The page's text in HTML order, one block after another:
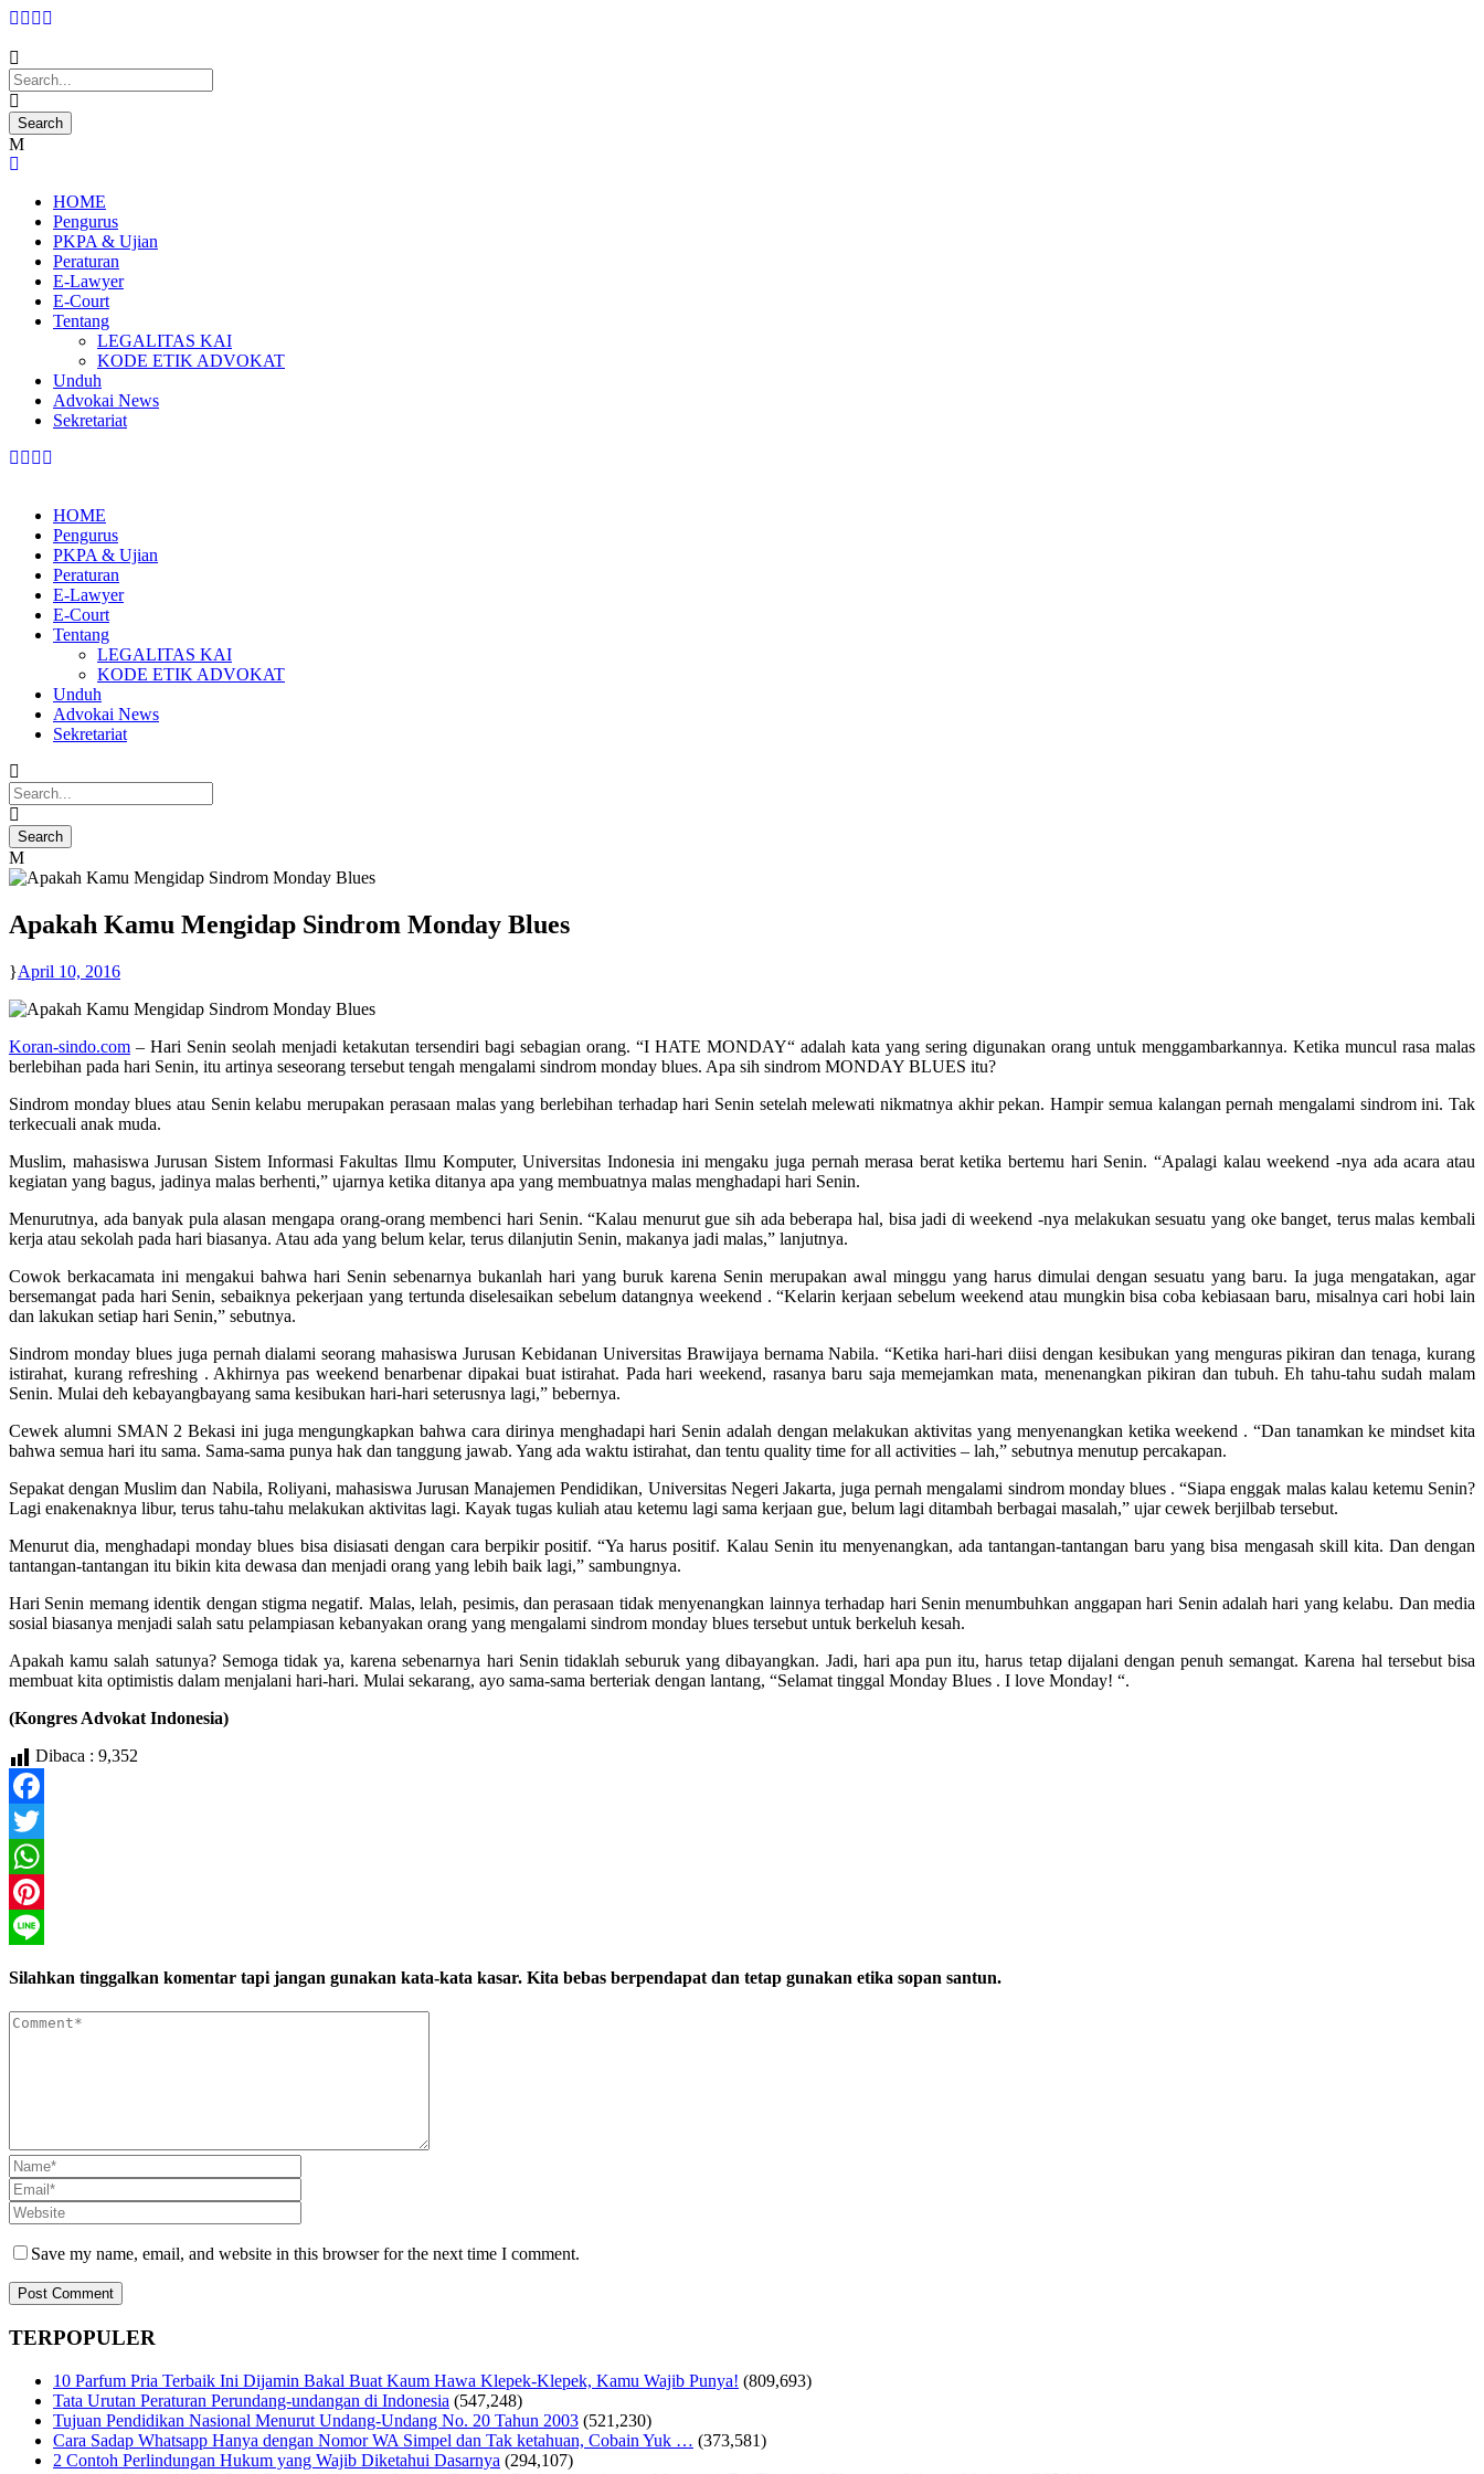
HOME
Pengurus
PKPA & Ujian
Peraturan
E-Lawyer
E-Court
Tentang
LEGALITAS KAI
KODE ETIK ADVOKAT
Unduh
Advokai News
Sekretariat
HOME
Pengurus
PKPA & Ujian
Peraturan
E-Lawyer
E-Court
Tentang
LEGALITAS KAI
KODE ETIK ADVOKAT
Unduh
Advokai News
Sekretariat
Apakah Kamu Mengidap Sindrom Monday Blues
April 10, 2016
Koran-sindo.com – Hari Senin seolah menjadi ketakutan tersendiri bagi sebagian orang. “I HATE MONDAY“ adalah kata yang sering digunakan orang untuk menggambarkannya. Ketika muncul rasa malas
berlebihan pada hari Senin, itu artinya seseorang tersebut tengah mengalami sindrom monday blues. Apa sih sindrom MONDAY BLUES itu?
Sindrom monday blues atau Senin kelabu merupakan perasaan malas yang berlebihan terhadap hari Senin setelah melewati nikmatnya akhir pekan. Hampir semua kalangan pernah mengalami sindrom ini. Tak
terkecuali anak muda.
Muslim, mahasiswa Jurusan Sistem Informasi Fakultas Ilmu Komputer, Universitas Indonesia ini mengaku juga pernah merasa berat ketika bertemu hari Senin. “Apalagi kalau weekend -nya ada acara atau
kegiatan yang bagus, jadinya malas berhenti,” ujarnya ketika ditanya apa yang membuatnya malas menghadapi hari Senin.
Menurutnya, ada banyak pula alasan mengapa orang-orang membenci hari Senin. “Kalau menurut gue sih ada beberapa hal, bisa jadi di weekend -nya melakukan sesuatu yang oke banget, terus malas kembali
kerja atau sekolah pada hari biasanya. Atau ada yang belum kelar, terus dilanjutin Senin, makanya jadi malas,” lanjutnya.
Cowok berkacamata ini mengakui bahwa hari Senin sebenarnya bukanlah hari yang buruk karena Senin merupakan awal minggu yang harus dimulai dengan sesuatu yang baru. Ia juga mengatakan, agar
bersemangat pada hari Senin, sebaiknya pekerjaan yang tertunda diselesaikan sebelum datangnya weekend . “Kelarin kerjaan sebelum weekend atau mungkin bisa coba kebiasaan baru, misalnya cari hobi lain
dan lakukan setiap hari Senin,” sebutnya.
Sindrom monday blues juga pernah dialami seorang mahasiswa Jurusan Kebidanan Universitas Brawijaya bernama Nabila. “Ketika hari-hari diisi dengan kesibukan yang menguras pikiran dan tenaga, kurang
istirahat, kurang refreshing . Akhirnya pas weekend benarbenar dipakai buat istirahat. Pada hari weekend, rasanya baru saja memejamkan mata, menenangkan pikiran dan tubuh. Eh tahu-tahu sudah malam
Senin. Mulai deh kebayangbayang sama kesibukan hari-hari seterusnya lagi,” bebernya.
Cewek alumni SMAN 2 Bekasi ini juga mengungkapkan bahwa cara dirinya menghadapi hari Senin adalah dengan melakukan aktivitas yang menyenangkan ketika weekend . “Dan tanamkan ke mindset kita
bahwa semua hari itu sama. Sama-sama punya hak dan tanggung jawab. Yang ada waktu istirahat, dan tentu quality time for all activities – lah,” sebutnya menutup percakapan.
Sepakat dengan Muslim dan Nabila, Roliyani, mahasiswa Jurusan Manajemen Pendidikan, Universitas Negeri Jakarta, juga pernah mengalami sindrom monday blues . “Siapa enggak malas kalau ketemu Senin?
Lagi enakenaknya libur, terus tahu-tahu melakukan aktivitas lagi. Kayak tugas kuliah atau ketemu lagi sama kerjaan gue, belum lagi ditambah berbagai masalah,” ujar cewek berjilbab tersebut.
Menurut dia, menghadapi monday blues bisa disiasati dengan cara berpikir positif. “Ya harus positif. Kalau Senin itu menyenangkan, ada tantangan-tantangan baru yang bisa mengasah skill kita. Dan dengan
tantangan-tantangan itu bikin kita dewasa dan menjadi orang yang lebih baik lagi,” sambungnya.
Hari Senin memang identik dengan stigma negatif. Malas, lelah, pesimis, dan perasaan tidak menyenangkan lainnya terhadap hari Senin menumbuhkan anggapan hari Senin adalah hari yang kelabu. Dan media
sosial biasanya menjadi salah satu pelampiasan kebanyakan orang yang mengalami sindrom monday blues tersebut untuk berkeluh kesah.
Apakah kamu salah satunya? Semoga tidak ya, karena sebenarnya hari Senin tidaklah seburuk yang dibayangkan. Jadi, hari apa pun itu, harus tetap dijalani dengan penuh semangat. Karena hal tersebut bisa
membuat kita optimistis dalam menjalani hari-hari. Mulai sekarang, ayo sama-sama berteriak dengan lantang, “Selamat tinggal Monday Blues . I love Monday! “.
(Kongres Advokat Indonesia)
Dibaca : 9,352
Facebook
Twitter
WhatsApp
Pinterest
Silahkan tinggalkan komentar tapi jangan gunakan kata-kata kasar. Kita bebas berpendapat dan tetap gunakan etika sopan santun.
Save my name, email, and website in this browser for the next time I comment.
TERPOPULER
10 Parfum Pria Terbaik Ini Dijamin Bakal Buat Kaum Hawa Klepek-Klepek, Kamu Wajib Punya! (809,693)
Tata Urutan Peraturan Perundang-undangan di Indonesia (547,248)
Tujuan Pendidikan Nasional Menurut Undang-Undang No. 20 Tahun 2003 (521,230)
Cara Sadap Whatsapp Hanya dengan Nomor WA Simpel dan Tak ketahuan, Cobain Yuk … (373,581)
2 Contoh Perlindungan Hukum yang Wajib Diketahui Dasarnya (294,107)